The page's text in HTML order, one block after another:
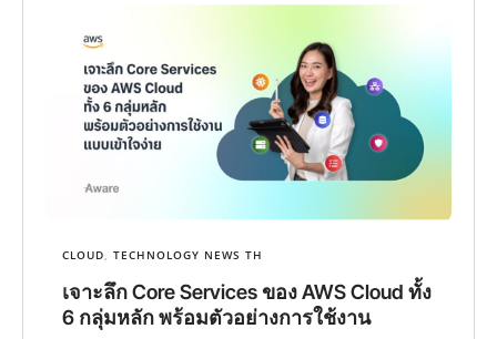
CLOUD TECHNOLOGY NEWS TH
เจาะลึก Core Services ของ AWS Cloud ทั้ง
6 กลุ่มหลัก พร้อมตัวอย่างการใช้งาน